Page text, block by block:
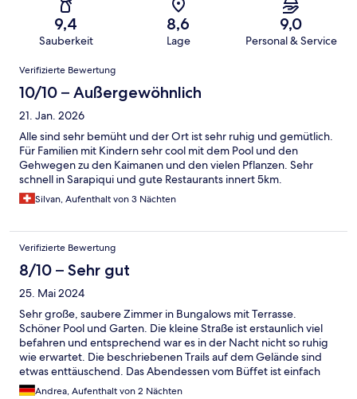
9,4
Sauberkeit
8,6
Lage
9,0
Personal & Service
Bewertungen
Verifizierte Bewertung
10/10 – Außergewöhnlich
21. Jan. 2026
Alle sind sehr bemüht und der Ort ist sehr ruhig und gemütlich.
Für Familien mit Kindern sehr cool mit dem Pool und den
Gehwegen zu den Kaimanen und den vielen Pflanzen. Sehr
schnell in Sarapiqui und gute Restaurants innert 5km.
Silvan, Aufenthalt von 3 Nächten
Verifizierte Bewertung
8/10 – Sehr gut
25. Mai 2024
Sehr große, saubere Zimmer in Bungalows mit Terrasse.
Schöner Pool und Garten. Die kleine Straße ist erstaunlich viel
befahren und entsprechend war es in der Nacht nicht so ruhig
wie erwartet. Die beschriebenen Trails auf dem Gelände sind
etwas enttäuschend. Das Abendessen vom Büffet ist einfach
aber geschmacklich ok. Frühstück auch sehr einfach.
Andrea, Aufenthalt von 2 Nächten